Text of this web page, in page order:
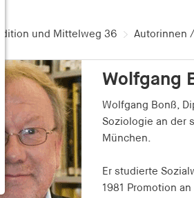
und Mittelweg 36 Autorinnen
Wolfgang
Wolfgang Bonß,
Soziologie an der
München.
Er studierte
1981 Promotion